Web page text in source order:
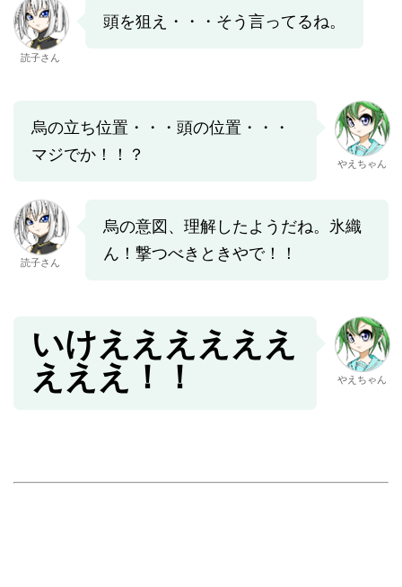
読子さん
頭を狙え・・・そう言ってるね。
烏の立ち位置・・・頭の位置・・・
マジでか！！？
やえちゃん
読子さん
烏の意図、理解したようだね。氷織
ん！撃つべきときやで！！
いけええええええ
えええ！！
やえちゃん